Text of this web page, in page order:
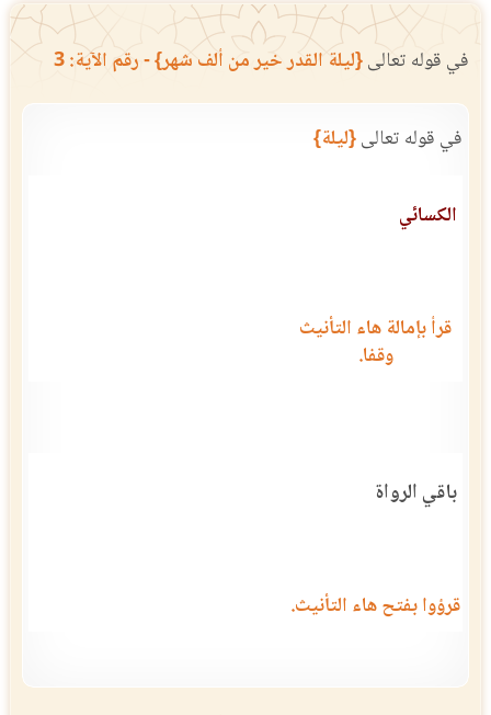
في قوله تعالى{ليلة القدر خير من ألف شهر} - رقم الآية: 3
في قوله تعالى{ليلة}
الكسائي
قرأ بإمالة هاء التأنيث
وقفا.
باقي الرواة
قرؤوا بفتح هاء التأنيث.